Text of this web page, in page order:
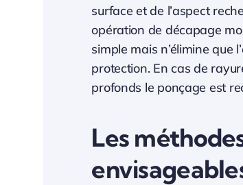
surface et de l’aspect
opération de décapage
simple mais n’élimine que
protection. En cas de
profonds le ponçage est
Les